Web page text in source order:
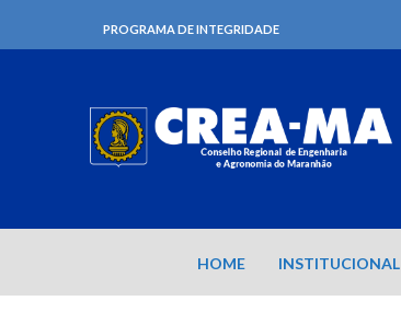
PROGRAMA DE INTEGRIDADE
HOME INSTITUCIONAL